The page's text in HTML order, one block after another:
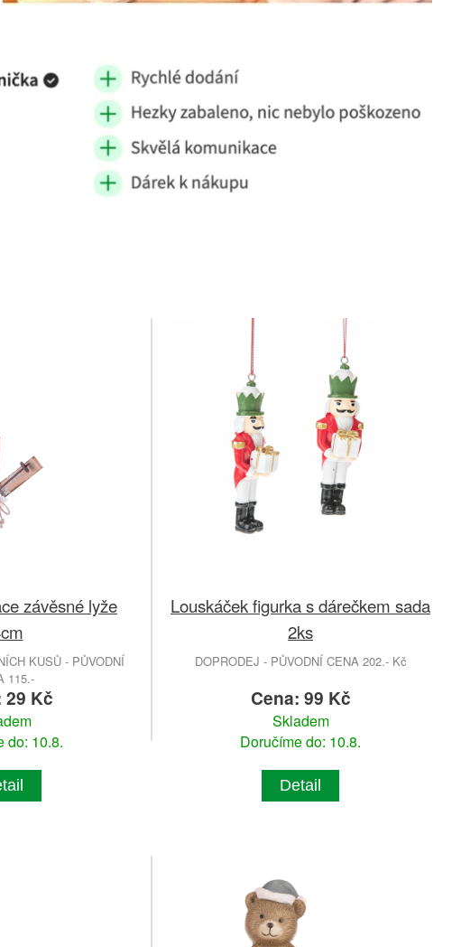
závěsné lyže
KUSŮ - PŮVODNÍ
115.-
29 Kč
do: 10.8.
Louskáček figurka s dárečkem sada
2ks
DOPRODEJ - PŮVODNÍ CENA 202.- Kč
Cena: 99 Kč
Skladem
Doručíme do: 10.8.
Detail